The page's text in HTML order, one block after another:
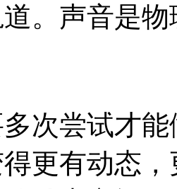
。声音是
次尝试才
更有动态